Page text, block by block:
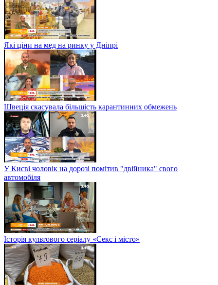
Які ціни на мед на ринку у Дніпрі
Швеція скасувала більшість карантинних обмежень
У Києві чоловік на дорозі помітив "двійника" свого
автомобіля
Історія культового серіалу «Секс і місто»